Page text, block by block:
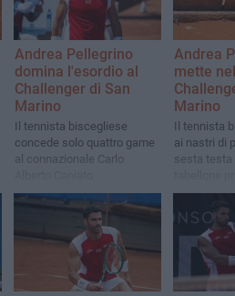
Andrea Pellegrino
domina l'esordio al
Challenger di San
Marino
Il tennista biscegliese
concede solo quattro game
al connazionale Carlo
Andrea
mette
Marino
Il tennista
ai nastri di
sesta testa